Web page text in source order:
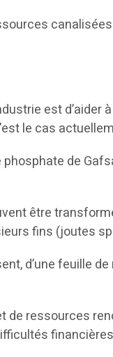
est
le cas
de
être
fins (joutes
d’une feuille
de ressources